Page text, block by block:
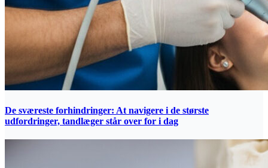
De sværeste forhindringer: At navigere i de største
udfordringer, tandlæger står over for i dag